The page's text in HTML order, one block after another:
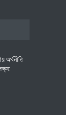
অর্থনীতি